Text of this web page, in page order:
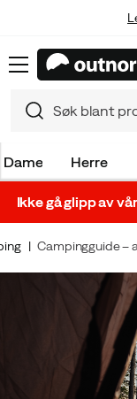
Dame Herre
Ikke gå glipp av
Campingguide –